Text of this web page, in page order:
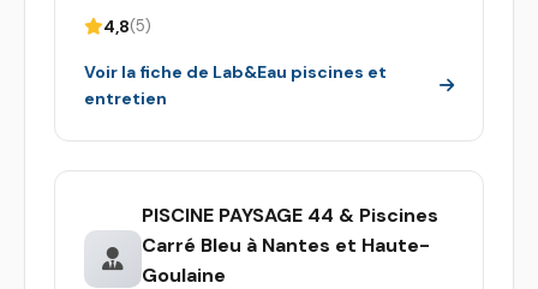
4,8(5)
Voir la fiche de Lab&Eau piscines et
entretien
PISCINE PAYSAGE 44 & Piscines
Carré Bleu à Nantes et Haute-
Goulaine